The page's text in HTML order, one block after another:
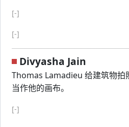
[-]
[-]
Divyasha Jain
Thomas Lamadieu 给建筑物拍
当作他的画布。
[-]